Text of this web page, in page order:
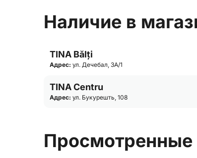
Наличие в
TINA Bălți
Адрес: ул. Дечебал, 3А/1
TINA Centru
Адрес: ул. Букурешть, 108
Просмотренные